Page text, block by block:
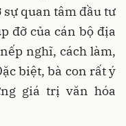
quan tâm đầu tư
đỡ của cán bộ địa
nghĩ, cách làm,
biệt, bà con rất ý
giá trị văn hóa